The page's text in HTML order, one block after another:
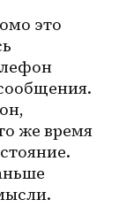
это
же время